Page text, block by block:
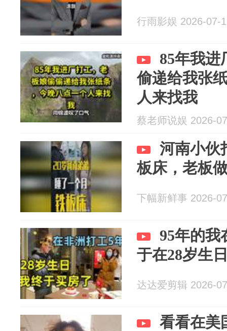
行雨影娱 2026-07-
85年我进
偷递给我张
人来找我
蔡老师说娱 2026-
河南小伙
板床，老板
下幅新鲜事 2026-
95年的我
于在28岁生
达达爱剪辑 2026-
看看在美